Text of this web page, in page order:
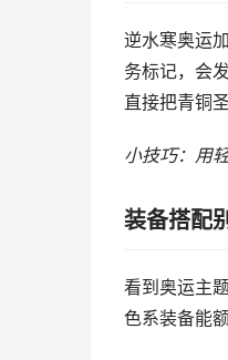
逆水寒奥运
务标记，会
直接把青铜
小技巧：用
装备搭配
看到奥运主
色系装备能